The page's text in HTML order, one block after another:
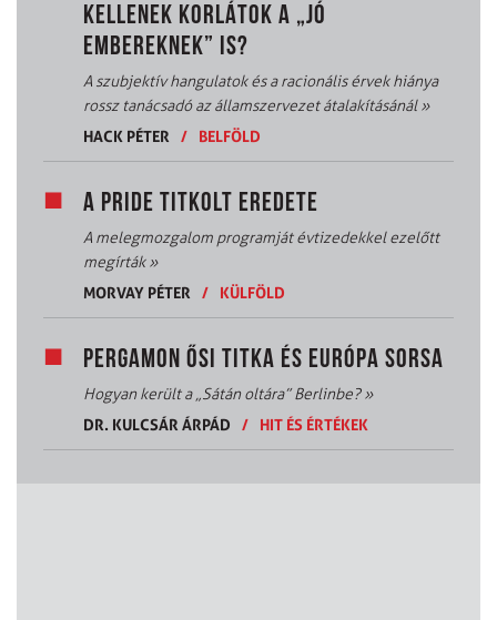
KELLENEK KORLÁTOK A „JÓ
EMBEREKNEK” IS?
A szubjektív hangulatok és a racionális érvek hiánya
rossz tanácsadó az államszervezet átalakításánál»
HACK PÉTER
/ BELFÖLD
A PRIDE TITKOLT EREDETE
A melegmozgalom programját évtizedekkel ezelőtt
megírták»
MORVAY PÉTER
/ KÜLFÖLD
PERGAMON ŐSI TITKA ÉS EURÓPA SORSA
Hogyan került a „Sátán oltára” Berlinbe?»
DR. KULCSÁR ÁRPÁD
/ HIT ÉS ÉRTÉKEK